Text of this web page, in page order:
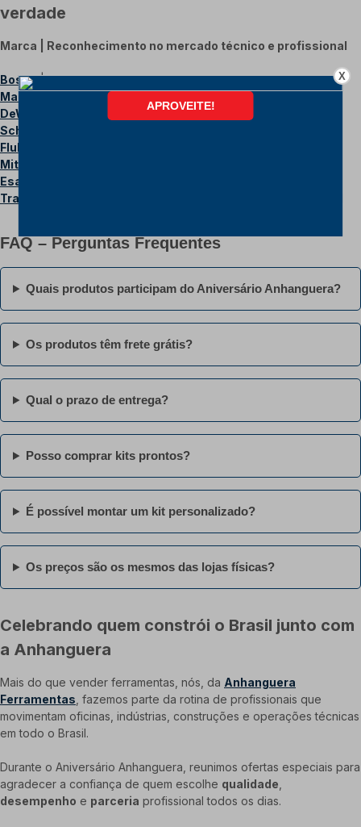
verdade
Marca | Reconhecimento no mercado técnico e profissional
Bosch| Ferramentas robustas e alta performance
Makita
| Eficiência e durabilidade profissional
DeWalt
| Potência e resistência para uso intenso
Schulz
Fluke
Mitutoyo
Esab
Tramontina PRO
FAQ – Perguntas Frequentes
Quais produtos participam do Aniversário Anhanguera?
Os produtos têm frete grátis?
Qual o prazo de entrega?
Posso comprar kits prontos?
É possível montar um kit personalizado?
Os preços são os mesmos das lojas físicas?
Celebrando quem constrói o Brasil junto com
a Anhanguera
Mais do que vender ferramentas, nós, da Anhanguera
Ferramentas , fazemos parte da rotina de profissionais que
movimentam oficinas, indústrias, construções e operações técnicas
em todo o Brasil.
Durante o Aniversário Anhanguera, reunimos ofertas especiais para
agradecer a confiança de quem escolhe qualidade
desempenho e parceria profissional todos os dias.
X